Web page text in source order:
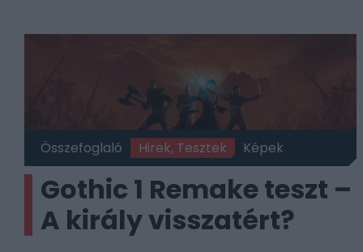
Összefoglaló Hirek, Tesztek Képek
Gothic 1 Remake teszt –
A király visszatért?